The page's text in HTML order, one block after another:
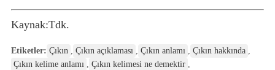
Kaynak:Tdk.
Etiketler: Çıkın , Çıkın açıklaması , Çıkın anlamı , Çıkın hakkında ,
Çıkın kelime anlamı , Çıkın kelimesi ne demektir ,